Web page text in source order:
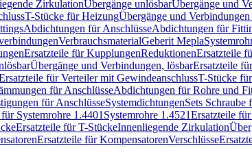
ZirkulationÜbergänge unlösbarÜbergänge und
T-Stücke für HeizungÜbergänge und
Abdichtungen für AnschlüsseAbdichtungen für
VerbrauchsmaterialGeberit Mepla
Ersatzteile für KupplungenReduktionenErsatzteile
Übergänge und Verbindungen, lösbarErsatzteile
für Verteiler mit GewindeanschlussT-Stücke
für AnschlüsseAbdichtungen für Rohre und
für AnschlüsseSystemdichtungenSets Schraube
Systemrohre 1.4401 Systemrohre 1.4521Ersatzteile
Ersatzteile für T-StückeInnenliegende Zirkulation
Ersatzteile für KompensatorenVerschlüsse